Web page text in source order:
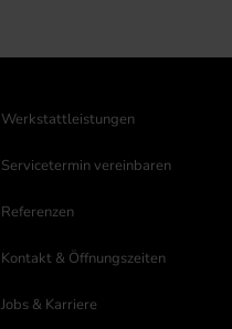
Werkstattleistungen
Servicetermin vereinbaren
Referenzen
Kontakt & Öffnungszeiten
Jobs & Karriere